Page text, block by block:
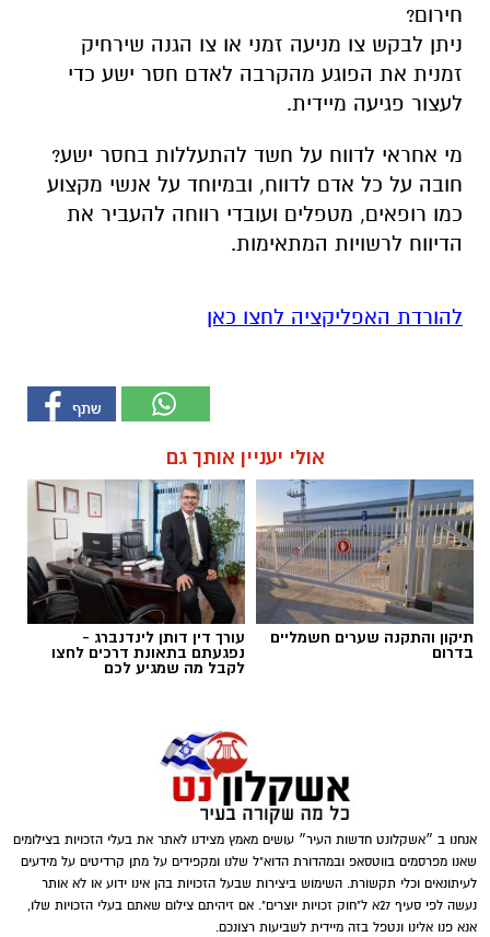
חירום?
ניתן לבקש צו מניעה זמני או צו הגנה שירחיק
זמנית את הפוגע מהקרבה לאדם חסר ישע כדי
לעצור פגיעה מיידית.
מי אחראי לדווח על חשד להתעללות בחסר ישע?
חובה על כל אדם לדווח, ובמיוחד על אנשי מקצוע
כמו רופאים, מטפלים ועובדי רווחה להעביר את
הדיווח לרשויות המתאימות.
להורדת האפליקציה לחצו כאן
אולי יעניין אותך גם
תיקון והתקנה שערים חשמליים
בדרום
עורך דין דותן לינדנברג -
נפגעתם בתאונת דרכים לחצו
לקבל מה שמגיע לכם
אנחנו ב ״אשקלונט חדשות העיר״ עושים מאמץ מצידנו לאתר את בעלי הזכויות בצילומים
שאנו מפרסמים בווטסאפ ובמהדורת הדוא"ל שלנו ומקפידים על מתן קרדיטים על מידעים
לעיתונאים וכלי תקשורת. השימוש ביצירות שבעל הזכויות בהן אינו ידוע או לא אותר
נעשה לפי סעיף 27א ל"חוק זכויות יוצרים". אם זיהיתם צילום שאתם בעלי הזכויות שלו,
אנא פנו אלינו ונטפל בזה מיידית לשביעות רצונכם.